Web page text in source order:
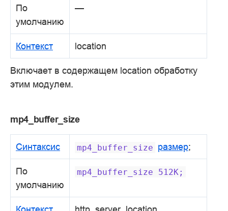
По
умолчанию
—
Контекст location
Включает в содержащем location обработку
этим модулем.
mp4_buffer_size
Синтаксис mp4_buffer_size размер;
По
умолчанию
mp4_buffer_size 512K;